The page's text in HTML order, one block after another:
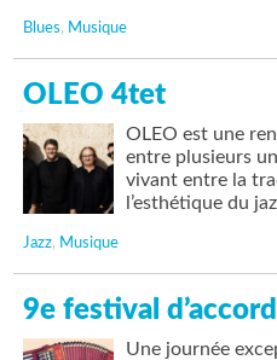
Blues, Musique
OLEO 4tet
OLEO est une
entre plusieurs
vivant entre la
l’esthétique du
Jazz, Musique
9e festival
Une journée